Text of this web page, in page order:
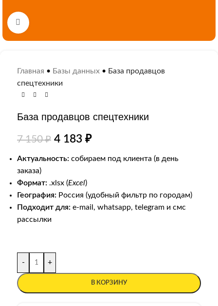
Нажмите, чтобы увеличить
Главная • Базы данных • База продавцов
спецтехники
База продавцов спецтехники
7 150₽ 4 183 ₽
Актуальность: собираем под клиента (в день
заказа)
Формат: .xlsx (Excel)
География: Россия (удобный фильтр по городам)
Подходит для: e-mail, whatsapp, telegram и смс
рассылки
- +
В КОРЗИНУ